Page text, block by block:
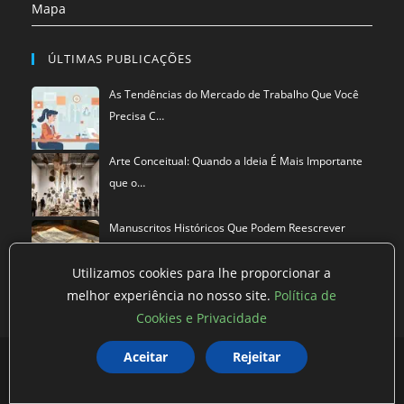
Mapa
ÚLTIMAS PUBLICAÇÕES
As Tendências do Mercado de Trabalho Que Você
Precisa C…
Arte Conceitual: Quando a Ideia É Mais Importante
que o…
Manuscritos Históricos Que Podem Reescrever
Política de privacidade Termos de Uso Exclusão de Dados
Utilizamos cookies para lhe proporcionar a
melhor experiência no nosso site. Política de
Cookies e Privacidade
Aceitar Rejeitar